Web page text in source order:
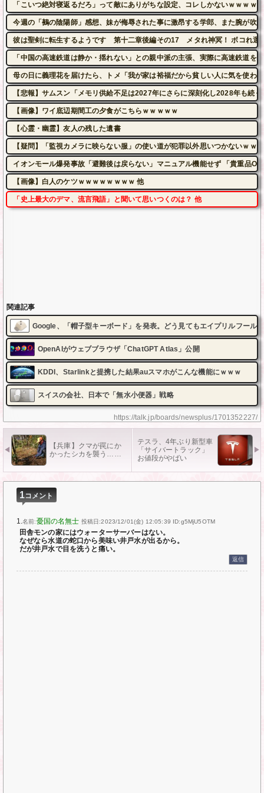
https://talk.jp/boards/newsplus/1701352227/
「こいつ絶対寝返るだろ」って敵にありがちな設定、コレしかないｗｗｗｗ
今週の「鵺の陰陽師」感想、妹が侮辱された事に激昂する学郎、また腕が吹
彼は聖剣に転生するようです 第十二章後編その17 メタれ神冥！ ボコれ運
「中国の高速鉄道は静か・揺れない」との親中派の主張、実際に高速鉄道
母の日に義理花を届けたら、トメ「我が家は裕福だから貧しい人に気を使
【悲報】サムスン「メモリ供給不足は2027年にさらに深刻化し2028年も続く
【画像】ワイ底辺期間工の夕食がこちらｗｗｗｗｗ
【心霊・幽霊】友人の残した遺書
【疑問】「監視カメラに映らない服」の使い道が犯罪以外思いつかないｗｗ
イオンモール爆発事故「避難後は戻らない」マニュアル機能せず 「貴重品
【画像】白人のケツｗｗｗｗｗｗｗｗ 他
「史上最大のデマ、流言飛語」と聞いて思いつくのは？ 他
関連記事
Google、「帽子型キーボード」を発表。どう見てもエイプリルフール
OpenAIがウェブブラウザ「ChatGPT Atlas」公開
KDDI、Starlinkと提携した結果auスマホがこんな機能にｗｗｗ
スイスの会社、日本で「無水小便器」戦略
【兵庫】クマが罠にか
かったシカを襲う……
テスラ、4年ぶり新型車
「サイバートラック」
お値段がやばい
1コメント
1.名前:憂国の名無士 投稿日:2023/12/01(金) 12:05:39 ID:g5MjU5OTM
田舎モンの家にはウォーターサーバーはない。
なぜなら水道の蛇口から美味い井戸水が出るから。
だが井戸水で目を洗うと痛い。
返信